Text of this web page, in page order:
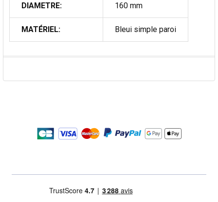
DIAMETRE: 160 mm
MATÉRIEL: Bleui simple paroi